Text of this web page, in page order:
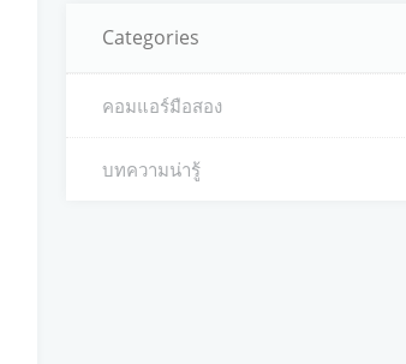
Categories
คอมแอร์มือสอง
บทความน่ารู้